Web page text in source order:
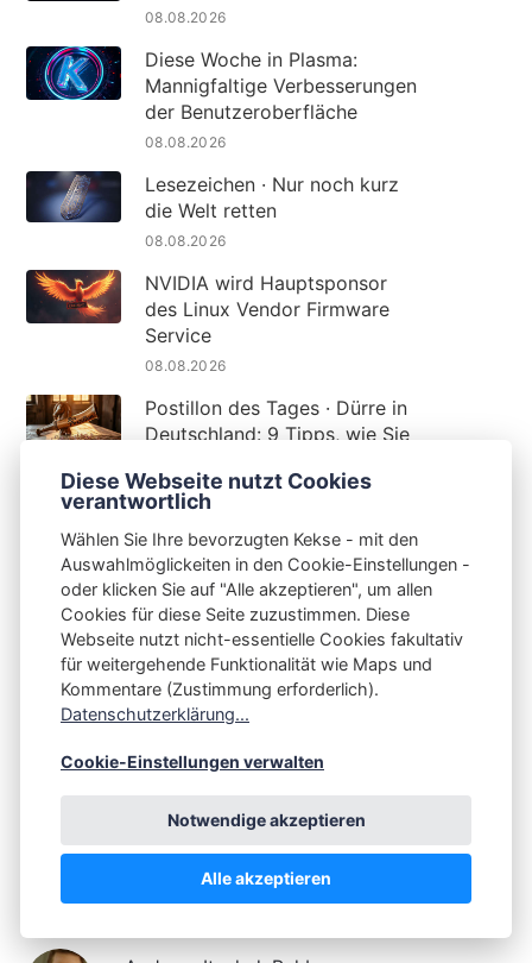
08.08.2026
Diese Woche in Plasma:
Mannigfaltige Verbesserungen
der Benutzeroberfläche
08.08.2026
Lesezeichen · Nur noch kurz
die Welt retten
08.08.2026
NVIDIA wird Hauptsponsor
des Linux Vendor Firmware
Service
08.08.2026
Postillon des Tages · Dürre in
Deutschland: 9 Tipps, wie Sie
08.08.2026
s3n📺tube 🇬🇧i11l · Does Linux
use less RAM?
07.08.2026
Follow us
Mastodon
Authors
Diese Webseite nutzt Cookies
verantwortlich
Wählen Sie Ihre bevorzugten Kekse - mit den
Auswahlmöglickeiten in den Cookie-Einstellungen -
oder klicken Sie auf "Alle akzeptieren", um allen
Cookies für diese Seite zuzustimmen. Diese
Webseite nutzt nicht-essentielle Cookies fakultativ
für weitergehende Funktionalität wie Maps und
Kommentare (Zustimmung erforderlich).
Datenschutzerklärung...
Cookie-Einstellungen verwalten
Notwendige akzeptieren
Alle akzeptieren